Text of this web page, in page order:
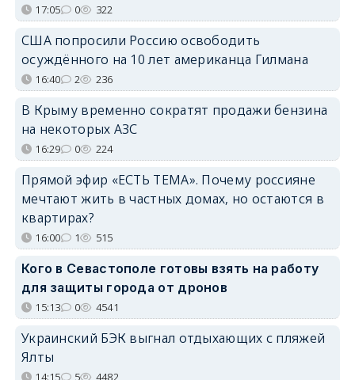
17:05 0 322
США попросили Россию освободить
осуждённого на 10 лет американца Гилмана
16:40 2 236
В Крыму временно сократят продажи бензина
на некоторых АЗС
16:29 0 224
Прямой эфир «ЕСТЬ ТЕМА». Почему россияне
мечтают жить в частных домах, но остаются в
квартирах?
16:00 1 515
Кого в Севастополе готовы взять на работу
для защиты города от дронов
15:13 0 4541
Украинский БЭК выгнал отдыхающих с пляжей
Ялты
14:15 5 4482